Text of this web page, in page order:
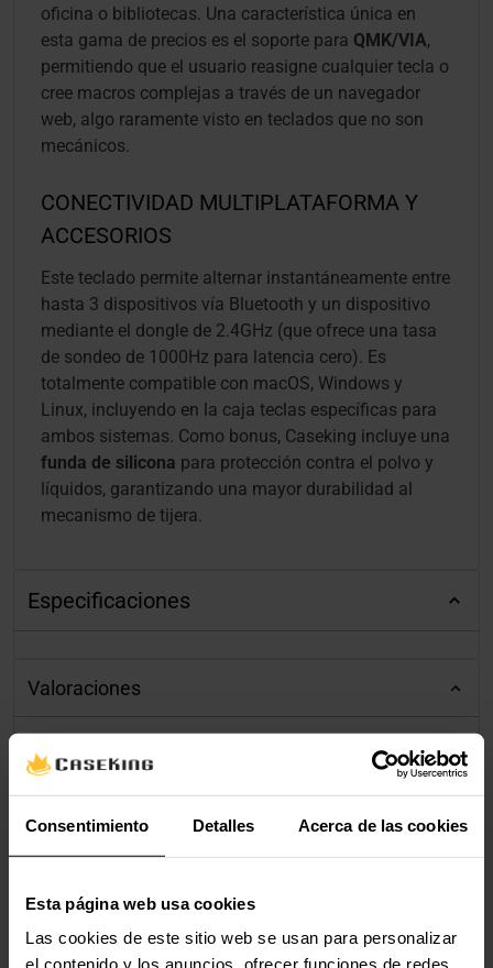
Consentimiento Detalles Acerca de las cookies
Esta página web usa cookies
Las cookies de este sitio web se usan para personalizar
el contenido y los anuncios, ofrecer funciones de redes
oficina o bibliotecas. Una característica única en
esta gama de precios es el soporte para QMK/VIA,
permitiendo que el usuario reasigne cualquier tecla o
cree macros complejas a través de un navegador
web, algo raramente visto en teclados que no son
mecánicos.
CONECTIVIDAD MULTIPLATAFORMA Y
ACCESORIOS
Este teclado permite alternar instantáneamente entre
hasta 3 dispositivos vía Bluetooth y un dispositivo
mediante el dongle de 2.4GHz (que ofrece una tasa
de sondeo de 1000Hz para latencia cero). Es
totalmente compatible con macOS, Windows y
Linux, incluyendo en la caja teclas específicas para
ambos sistemas. Como bonus, Caseking incluye una
funda de silicona para protección contra el polvo y
líquidos, garantizando una mayor durabilidad al
mecanismo de tijera.
Especificaciones
Valoraciones